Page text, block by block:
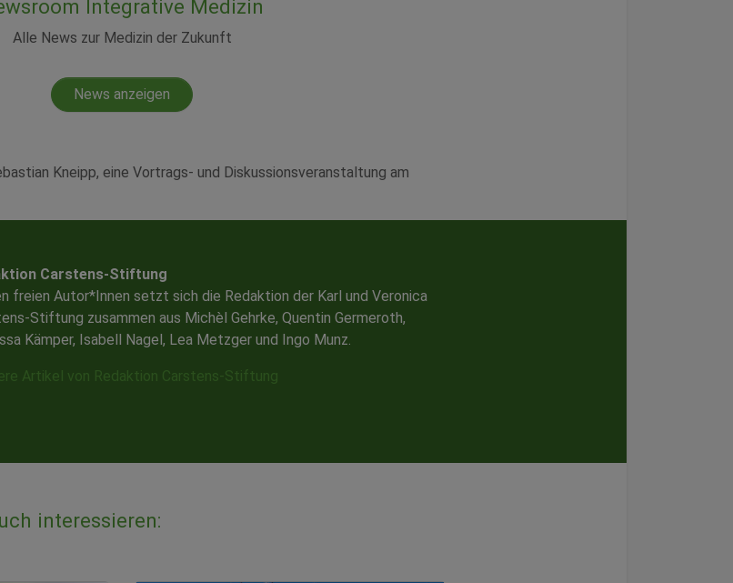
Integrative Medizin
Alle News zur Medizin der Zukunft
News anzeigen
Kneipp, eine Vortrags- und Diskussionsveranstaltung am
Carstens-Stiftung
freien Autor*Innen setzt sich die Redaktion der Karl und Veronica
Stiftung zusammen aus Michèl Gehrke, Quentin Germeroth,
Kämper, Isabell Nagel, Lea Metzger und Ingo Munz.
Artikel von Redaktion Carstens-Stiftung
interessieren: